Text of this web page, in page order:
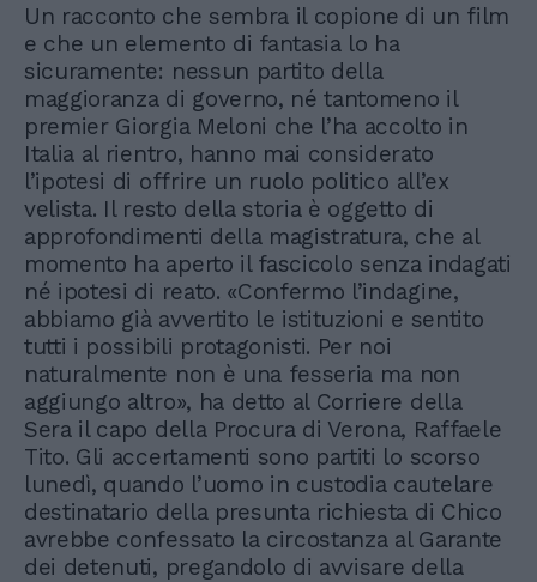
Un racconto che sembra il copione di un film
e che un elemento di fantasia lo ha
sicuramente: nessun partito della
maggioranza di governo, né tantomeno il
premier Giorgia Meloni che l’ha accolto in
Italia al rientro, hanno mai considerato
l’ipotesi di offrire un ruolo politico all’ex
velista. Il resto della storia è oggetto di
approfondimenti della magistratura, che al
momento ha aperto il fascicolo senza indagati
né ipotesi di reato. «Confermo l’indagine,
abbiamo già avvertito le istituzioni e sentito
tutti i possibili protagonisti. Per noi
naturalmente non è una fesseria ma non
aggiungo altro», ha detto al Corriere della
Sera il capo della Procura di Verona, Raffaele
Tito. Gli accertamenti sono partiti lo scorso
lunedì, quando l’uomo in custodia cautelare
destinatario della presunta richiesta di Chico
avrebbe confessato la circostanza al Garante
dei detenuti, pregandolo di avvisare della